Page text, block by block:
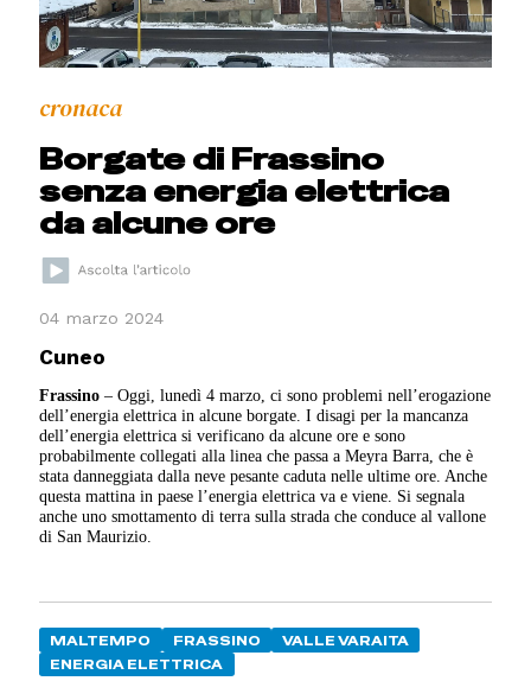
cronaca
Borgate di Frassino
senza energia elettrica
da alcune ore
04 marzo 2024
Cuneo
Frassino – Oggi, lunedì 4 marzo, ci sono problemi nell’erogazione
dell’energia elettrica in alcune borgate. I disagi per la mancanza
dell’energia elettrica si verificano da alcune ore e sono
probabilmente collegati alla linea che passa a Meyra Barra, che è
stata danneggiata dalla neve pesante caduta nelle ultime ore. Anche
questa mattina in paese l’energia elettrica va e viene. Si segnala
anche uno smottamento di terra sulla strada che conduce al vallone
di San Maurizio.
MALTEMPO FRASSINO
VALLE VARAITA
ENERGIA ELETTRICA